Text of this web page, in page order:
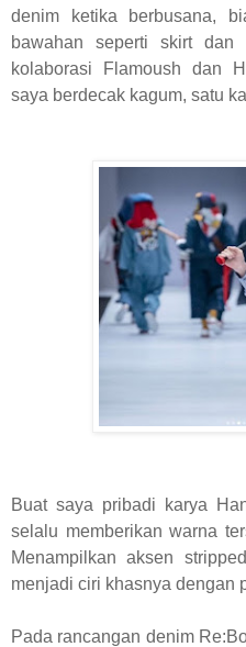
denim ketika berbusana,
bawahan seperti skirt dan
kolaborasi Flamoush dan
saya berdecak kagum, satu
Buat saya pribadi karya
selalu memberikan warna
Menampilkan aksen
menjadi ciri khasnya dengan
Pada rancangan denim